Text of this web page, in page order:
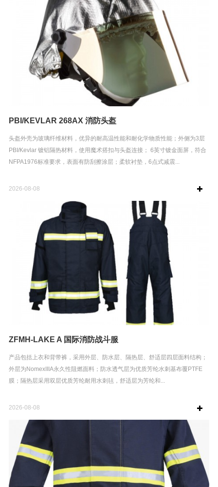
PBI/KEVLAR 268AX 消防头盔
头盔外壳为玻璃纤维材料，优异的耐高温性能和耐化学物质性能；外侧为3层
PBI/Kevlar 镀铝隔热材料，使用魔术搭扣与头盔连接； 6英寸镀金面屏，符合
NFPA1976标准要求，表面有防刮擦涂层；柔软衬垫，6点式减震...
2026-08-08
ZFMH-LAKE A 国际消防战斗服
产品包括上衣和背带裤，采用外层、防水层、隔热层、舒适层四层面料结构；
外层为NomexIIIA永久性阻燃面料；防水透气层为优质芳纶水刺基布覆PTFE
膜；隔热层采用双层优质芳纶耐用水刺毡，舒适层为芳纶和...
2026-08-08